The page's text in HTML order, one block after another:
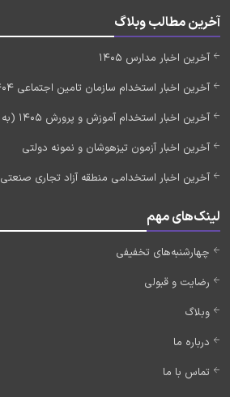
آخرین مطالب وبلاگ
آخرین اخبار مدارس 1405
آخرین اخبار استخدام سازمان تامین اجتماعی 1404 (به زودی)
آخرین اخبار استخدام آموزش و پرورش 1405 (به زودی)
آخرین اخبار آزمون تیزهوشان و نمونه دولتی
آخرین اخبار استخدامی منطقه آزاد تجاری صنعتی 1405
لینک‌های مهم
چهارشنبه‌های تخفیفی
رضایت و قبولی
وبلاگ
درباره ما
تماس با ما